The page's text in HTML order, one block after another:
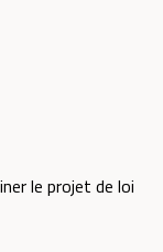
le projet de loi